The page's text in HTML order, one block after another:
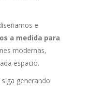
e
a medida para
modernas,
espacio.
generando